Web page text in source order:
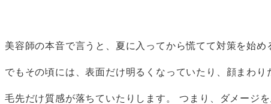
美容師の本音で言うと、夏に入ってから慌てて対策を始め
でもその頃には、表面だけ明るくなっていたり、顔まわり
毛先だけ質感が落ちていたりします。 つまり、ダメージを